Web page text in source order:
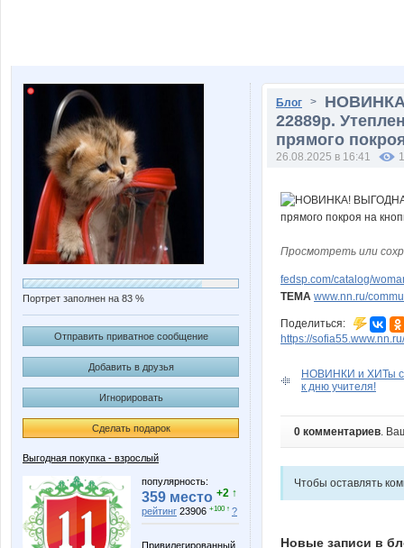
Портрет заполнен на 83 %
Отправить приватное сообщение
Добавить в друзья
Игнорировать
Сделать подарок
Выгодная покупка - взрослый
популярность:
359 место +2 ↑
рейтинг 23906 +100 ↑ ?
Привилегированный
Блог >
22889р.
прямого
26.08.2025 в 16:41
Просмотреть или
fedsp.com/catalog/
ТЕМА www.nn.ru/
Поделиться:
https://
НОВИНКИ и ХИТы
к дню учителя!
0 комментариев.
Чтобы оставлять
Новые записи в